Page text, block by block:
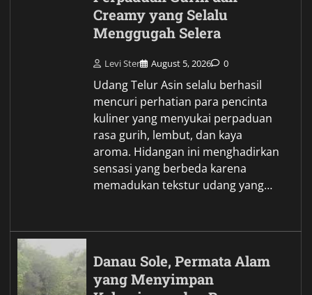
Creamy yang Selalu
Menggugah Selera
Levi Ster August 5, 2026 0
Udang Telur Asin selalu berhasil
mencuri perhatian para pencinta
kuliner yang menyukai perpaduan
rasa gurih, lembut, dan kaya
aroma. Hidangan ini menghadirkan
sensasi yang berbeda karena
memadukan tekstur udang yang…
Danau Sole, Permata Alam
yang Menyimpan